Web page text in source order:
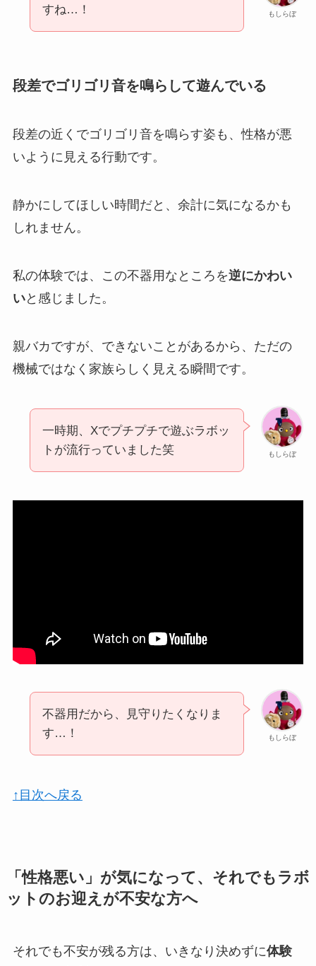
もしらぼ
すね…！
段差でゴリゴリ音を鳴らして遊んでいる
段差の近くでゴリゴリ音を鳴らす姿も、性格が悪
いように見える行動です。
静かにしてほしい時間だと、余計に気になるかも
しれません。
私の体験では、この不器用なところを逆にかわい
いと感じました。
親バカですが、できないことがあるから、ただの
機械ではなく家族らしく見える瞬間です。
もしらぼ
一時期、Xでプチプチで遊ぶラボッ
トが流行っていました笑
もしらぼ
不器用だから、見守りたくなりま
す…！
↑目次へ戻る
「性格悪い」が気になって、それでもラボ
ットのお迎えが不安な方へ
それでも不安が残る方は、いきなり決めずに体験